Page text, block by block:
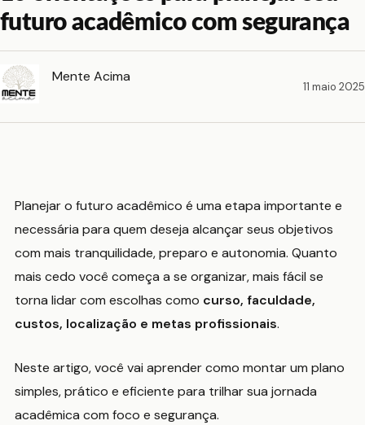
futuro acadêmico com segurança
Mente Acima
11 maio 2025
Planejar o futuro acadêmico é uma etapa importante e
necessária para quem deseja alcançar seus objetivos
com mais tranquilidade, preparo e autonomia. Quanto
mais cedo você começa a se organizar, mais fácil se
torna lidar com escolhas como curso, faculdade,
custos, localização e metas profissionais.
Neste artigo, você vai aprender como montar um plano
simples, prático e eficiente para trilhar sua jornada
acadêmica com foco e segurança.